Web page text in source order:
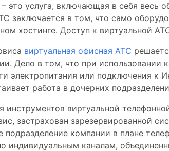
это услуга, включающая в себя
заключается в том, что само
хостинге. Доступ к виртуальной
виртуальная офисная АТС
Дело в том, что при
электропитания или подключения к
работа в дочерних
инструментов виртуальной
застрахован зарезервированной
подразделение компании в плане
индивидуальным каналам,